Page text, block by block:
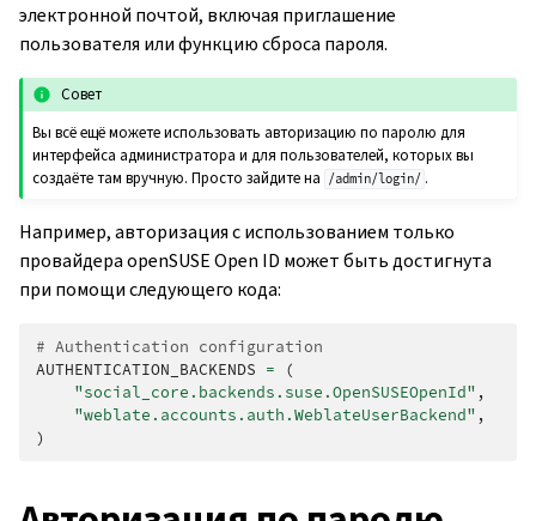
электронной почтой, включая приглашение
пользователя или функцию сброса пароля.
Совет
Вы всё ещё можете использовать авторизацию по паролю для
интерфейса администратора и для пользователей, которых вы
создаёте там вручную. Просто зайдите на
/admin/login/ .
Например, авторизация с использованием только
провайдера openSUSE Open ID может быть достигнута
при помощи следующего кода:
# Authentication configuration
AUTHENTICATION_BACKENDS =
(
"social_core.backends.suse.OpenSUSEOpenId" ,
"weblate.accounts.auth.WeblateUserBackend" ,
)